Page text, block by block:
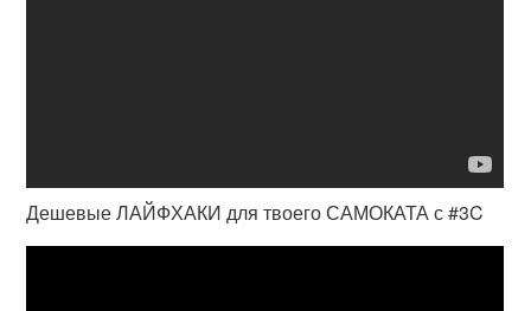
Дешевые ЛАЙФХАКИ для твоего САМОКАТА с #3C